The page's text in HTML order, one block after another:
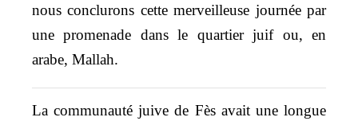
nous conclurons cette merveilleuse journée par
une promenade dans le quartier juif ou, en
arabe, Mallah.
La communauté juive de Fès avait une longue